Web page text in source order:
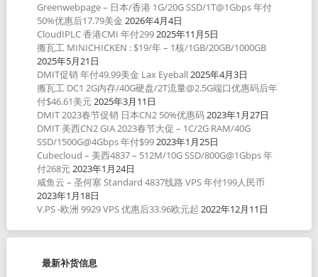
Greenwebpage – 日本/香港 1G/20G SSD/1T@1Gbps 年付
50%优惠后17.79美金 2026年4月4日
CloudIPLC 香港CMI 年付2992025年11月5日
搬瓦工 MINICHICKEN : $19/年 – 1核/1GB/20GB/1000GB
2025年5月21日
DMIT促销 年付49.99美金 Lax Eyeball 2025年4月3日
搬瓦工 DC1 2G内存/40G硬盘/2T流量@2.5G端口优惠码后年
付$46.61美元2025年3月11日
DMIT 2023春节促销 日本CN2 50%优惠码2023年1月27日
DMIT 美西CN2 GIA 2023春节大促 – 1C/2G RAM/40G
SSD/1500G@4Gbps 年付$992023年1月25日
Cubecloud – 美西4837 – 512M/10G SSD/800G@1Gbps 年
付268元2023年1月24日
咸鱼云 – 圣何塞 Standard 4837线路 VPS 年付199人民币
2023年1月18日
V.PS -欧洲 9929 VPS 优惠后33.96欧元起 2022年12月11日
最新补货信息